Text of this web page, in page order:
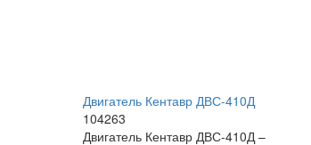
Двигатель Кентавр ДВС-410Д
104263
Двигатель Кентавр ДВС-410Д –